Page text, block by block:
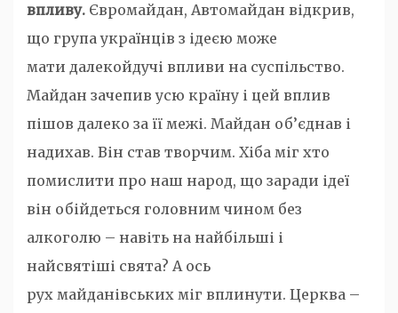
впливу. Євромайдан, Автомайдан відкрив,
що група українців з ідеєю може
мати далекойдучі впливи на суспільство.
Майдан зачепив усю країну і цей вплив
пішов далеко за її межі. Майдан об’єднав і
надихав. Він став творчим. Хіба міг хто
помислити про наш народ, що заради ідеї
він обійдеться головним чином без
алкоголю – навіть на найбільші і
найсвятіші свята? А ось
рух майданівських міг вплинути. Церква –